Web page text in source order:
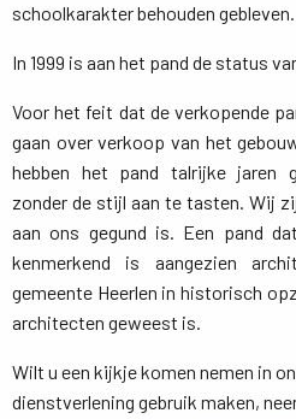
schoolkarakter behouden gebleven.
In 1999 is aan het pand de status
Voor het feit dat de verkopende
gaan over verkoop van het
hebben het pand talrijke jaren
zonder de stijl aan te tasten. Wij
aan ons gegund is. Een pand
kenmerkend is aangezien
gemeente Heerlen in historisch
architecten geweest is.
Wilt u een kijkje komen nemen in
dienstverlening gebruik maken,